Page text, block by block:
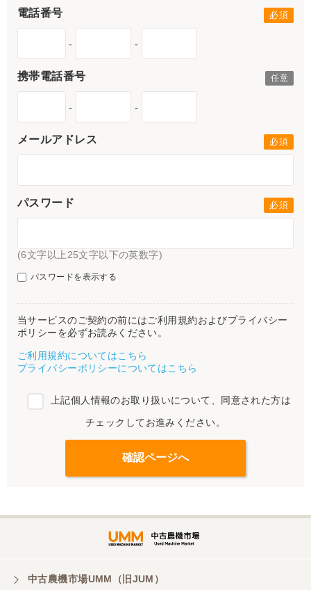
電話番号
- -
携帯電話番号
- -
メールアドレス
パスワード
(6文字以上25文字以下の英数字)
パスワードを表示する
当サービスのご契約の前にはご利用規約およびプライバシー
ポリシーを必ずお読みください。
ご利用規約についてはこちら
プライバシーポリシーについてはこちら
上記個人情報のお取り扱いについて、同意された方は
チェックしてお進みください。
中古農機市場UMM（旧JUM）